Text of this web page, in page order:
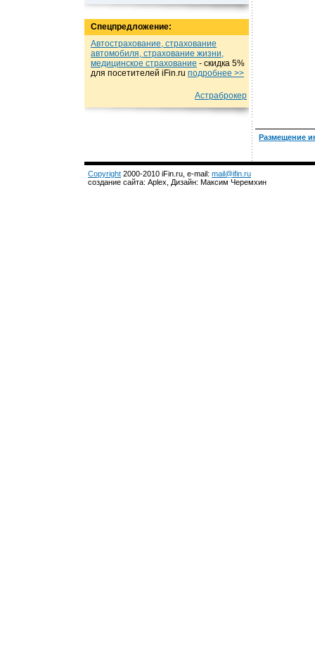
Спецпредложение:
Автострахование, страхование
автомобиля, страхование жизни,
медицинское страхование - cкидка 5%
для посетителей iFin.ru подробнеe >>
Астраброкер
Размещение
Copyright 2000-2010 iFin.ru, e-mail: mail@ifin.ru
создание сайта: Aplex, Дизайн: Максим Черемхин